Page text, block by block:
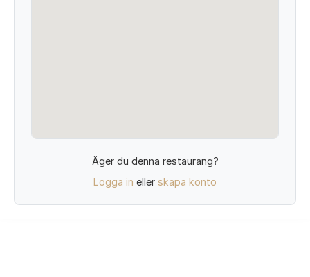
Äger du denna restaurang?
Logga in eller skapa konto